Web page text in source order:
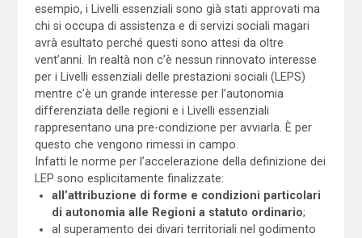
esempio, i Livelli essenziali sono già stati approvati ma
chi si occupa di assistenza e di servizi sociali magari
avrà esultato perché questi sono attesi da oltre
vent’anni. In realtà non c’è nessun rinnovato interesse
per i Livelli essenziali delle prestazioni sociali (LEPS)
mentre c’è un grande interesse per l’autonomia
differenziata delle regioni e i Livelli essenziali
rappresentano una pre-condizione per avviarla. È per
questo che vengono rimessi in campo.
Infatti le norme per l’accelerazione della definizione dei
LEP sono esplicitamente finalizzate:
all’attribuzione di forme e condizioni particolari
di autonomia alle Regioni a statuto ordinario;
al superamento dei divari territoriali nel godimento